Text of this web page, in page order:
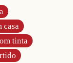
casa
tinta